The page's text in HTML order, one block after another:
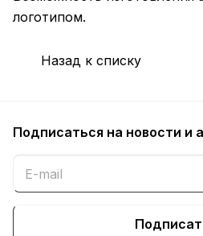
логотипом.
Назад к списку
Подписаться на новости и